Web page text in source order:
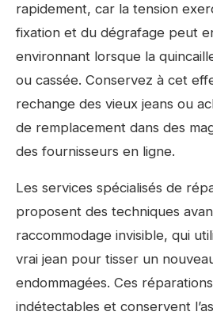
rapidement, car la tension
fixation et du dégrafage peut
environnant lorsque la
ou cassée. Conservez à cet
rechange des vieux jeans ou
de remplacement dans des
des fournisseurs en ligne.
Les services spécialisés de
proposent des techniques
raccommodage invisible, qui
vrai jean pour tisser un
endommagées. Ces
indétectables et conservent